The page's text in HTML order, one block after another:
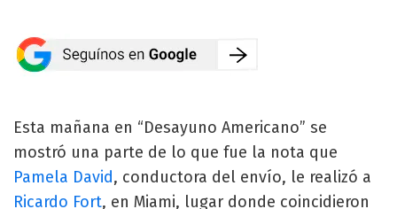
Esta mañana en “Desayuno Americano” se
mostró una parte de lo que fue la nota que
Pamela David, conductora del envío, le realizó a
Ricardo Fort, en Miami, lugar donde coincidieron